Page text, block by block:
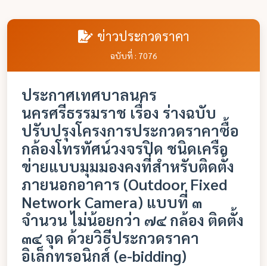
ข่าวประกวดราคา
ฉบับที่ : 7076
ประกาศเทศบาลนคร
นครศรีธรรมราช เรื่อง ร่างฉบับ
ปรับปรุงโครงการประกวดราคาซื้อ
กล้องโทรทัศน์วงจรปิด ชนิดเครือ
ข่ายแบบมุมมองคงที่สำหรับติดตั้ง
ภายนอกอาคาร (Outdoor Fixed
Network Camera) แบบที่ ๓
จำนวน ไม่น้อยกว่า ๗๔ กล้อง ติดตั้ง
๓๔ จุด ด้วยวิธีประกวดราคา
อิเล็กทรอนิกส์ (e-bidding)